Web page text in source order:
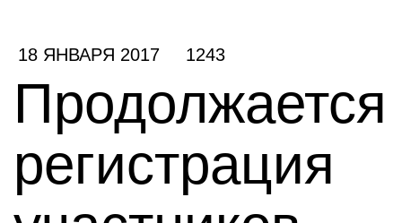
18 ЯНВАРЯ 2017 1243
Продолжается
регистрация